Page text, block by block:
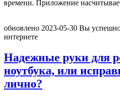
времени. Приложение
обновлено 2023-05-30 Вы
интернете
Надежные руки для
ноутбука, или
лично?